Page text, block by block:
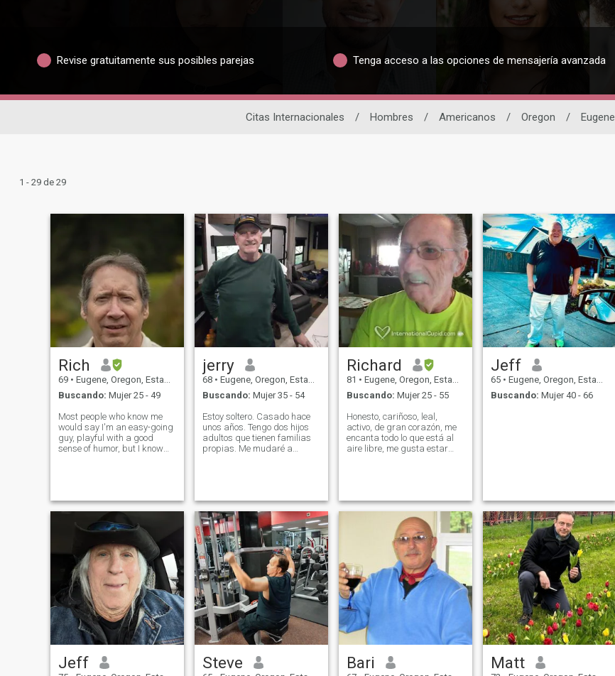
Revise gratuitamente sus posibles parejas Tenga acceso a las opciones de mensajería avanzada
Citas Internacionales / Hombres / Americanos / Oregon / Eugene
1 - 29 de 29
Rich
69 • Eugene, Oregon, Estados Unidos
Buscando: Mujer 25 - 49
Most people who know me
would say I'm an easy-going
guy, playful with a good
sense of humor, but I know
center, a good listener and
that I ta
jerry
68 • Eugene, Oregon, Estados Unidos
Buscando: Mujer 35 - 54
Estoy soltero. Casado hace
unos años. Tengo dos hijos
adultos que tienen familias
propias. Me mudaré a
veces durante dos semanas
a la vez.
Richard
81 • Eugene, Oregon, Estados Unidos
Buscando: Mujer 25 - 55
Honesto, cariñoso, leal,
activo, de gran corazón, me
encanta todo lo que está al
aire libre, me gusta estar
o viajes diurnos o nocturnos.
Me han dicho que tengo un
gran sentido del humor. Muy
joven de corazón y espero
que siga siendo así. Me
encantan los animales,
especialmente los perros y
los caballos. Pasé 3 años
viviendo en el extranjero
aprendiendo sobre nuevas
culturas y disfrutando la
experiencia. Me gustaría que
alguien compartiera todos
los altibajos de la vida juntos
encontrando y explorando
nuevos lugares y cosas por
Jeff
65 • Eugene, Oregon, Estados Unidos
Buscando: Mujer 40 - 66
Jeff Steve Bari Matt